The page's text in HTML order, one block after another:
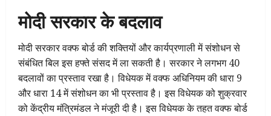
मोदी सरकार के बदलाव
मोदी सरकार वक्फ बोर्ड की शक्तियों और कार्यप्रणाली में संशोधन से
संबंधित बिल इस हफ्ते संसद में ला सकती है। सरकार ने लगभग 40
बदलावों का प्रस्ताव रखा है। विधेयक में वक्फ अधिनियम की धारा 9
और धारा 14 में संशोधन का भी प्रस्ताव है। इस विधेयक को शुक्रवार
को केंद्रीय मंत्रिमंडल ने मंजूरी दी है। इस विधेयक के तहत वक्फ बोर्ड